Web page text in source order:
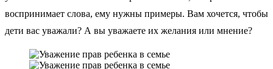
воспринимает слова, ему нужны примеры. Вам хочется, чтобы
дети вас уважали? А вы уважаете их желания или мнение?